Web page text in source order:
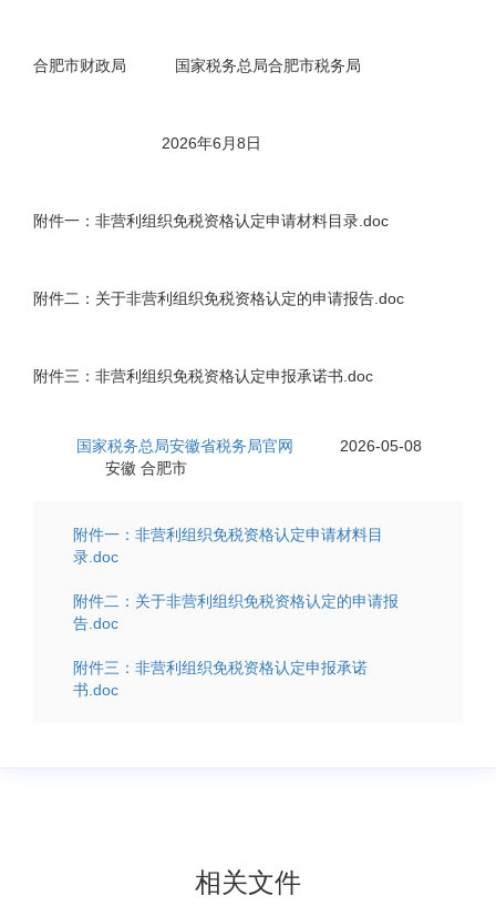
合肥市财政局 国家税务总局合肥市税务局
2026年6月8日
附件一：非营利组织免税资格认定申请材料目录.doc
附件二：关于非营利组织免税资格认定的申请报告.doc
附件三：非营利组织免税资格认定申报承诺书.doc
国家税务总局安徽省税务局官网 2026-05-08
安徽 合肥市
附件一：非营利组织免税资格认定申请材料目
录.doc
附件二：关于非营利组织免税资格认定的申请报
告.doc
附件三：非营利组织免税资格认定申报承诺
书.doc
相关文件